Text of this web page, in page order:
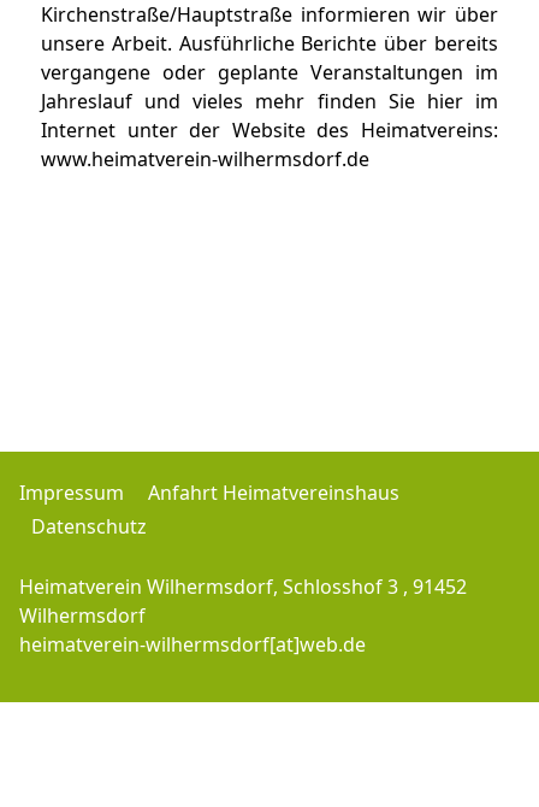
Kirchenstraße/Hauptstraße informieren wir über
unsere Arbeit. Ausführliche Berichte über bereits
vergangene oder geplante Veranstaltungen im
Jahreslauf und vieles mehr finden Sie hier im
Internet unter der Website des Heimatvereins:
www.heimatverein-wilhermsdorf.de
Impressum
Anfahrt Heimatvereinshaus
Datenschutz
Heimatverein Wilhermsdorf, Schlosshof 3 , 91452
Wilhermsdorf
heimatverein-wilhermsdorf[at]web.de